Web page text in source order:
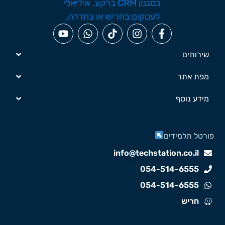
שירותים
מפת אתר
מידע נוסף
info@techstation.co.il
054-514-6555
054-514-6555
חריש
תלמידים